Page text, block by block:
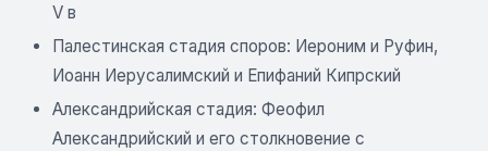
V в
Палестинская стадия споров: Иероним и Руфин,
Иоанн Иерусалимский и Епифаний Кипрский
Александрийская стадия: Феофил
Александрийский и его столкновение с